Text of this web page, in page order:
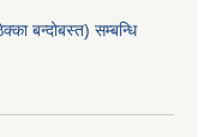
बन्दोबस्त) सम्बन्धि